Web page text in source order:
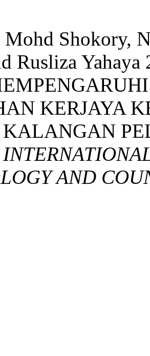
Mohd Shokory,
Rusliza
KERJAYA
AND